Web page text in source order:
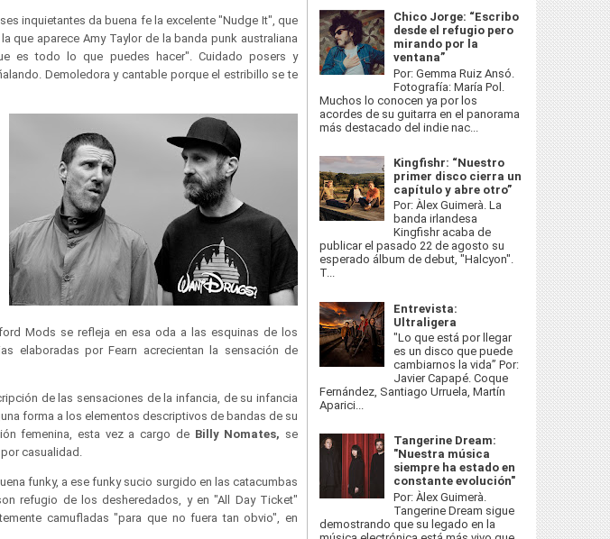
inquietantes da buena fe la excelente "Nudge It", que
que aparece Amy Taylor de la banda punk australiana
es todo lo que puedes hacer". Cuidado posers y
Demoledora y cantable porque el estribillo se te
Mods se refleja en esa oda a las esquinas de los
elaboradas por Fearn acrecientan la sensación de
de las sensaciones de la infancia, de su infancia
forma a los elementos descriptivos de bandas de su
femenina, esta vez a cargo de Billy Nomates, se
casualidad.
funky, a ese funky sucio surgido en las catacumbas
refugio de los desheredados, y en "All Day Ticket"
camufladas "para que no fuera tan obvio", en
Chico Jorge: “Escribo
desde el refugio pero
mirando por la
ventana”
Por: Gemma Ruiz Ansó.
Fotografía: María Pol.
Muchos lo conocen ya por los
acordes de su guitarra en el panorama
más destacado del indie nac...
Kingfishr: “Nuestro
primer disco cierra un
capítulo y abre otro”
Por: Àlex Guimerà. La
banda irlandesa
Kingfishr acaba de
publicar el pasado 22 de agosto su
esperado álbum de debut, "Halcyon".
T...
Entrevista:
Ultraligera
"Lo que está por llegar
es un disco que puede
cambiarnos la vida” Por:
Javier Capapé. Coque
Fernández, Santiago Urruela, Martín
Aparici...
Tangerine Dream:
"Nuestra música
siempre ha estado en
constante evolución"
Por: Àlex Guimerà.
Tangerine Dream sigue
demostrando que su legado en la